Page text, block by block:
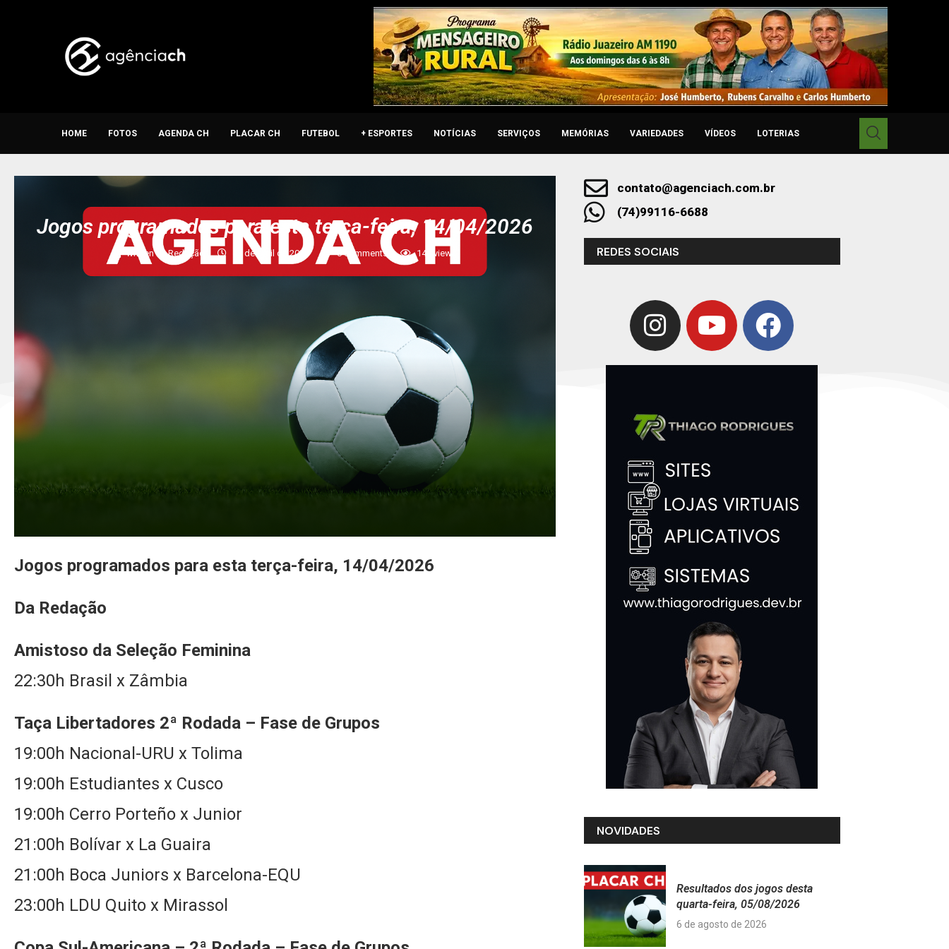
HOME FOTOS AGENDA CH PLACAR CH FUTEBOL + ESPORTES NOTÍCIAS SERVIÇOS MEMÓRIAS VARIEDADES VÍDEOS LOTERIAS
Jogos programados para esta terça-feira, 14/04/2026
written byRedação 13 de abril de 2026 0 comments 144 views
Jogos programados para esta terça-feira, 14/04/2026
Da Redação
Amistoso da Seleção Feminina
22:30h Brasil x Zâmbia
Taça Libertadores 2ª Rodada – Fase de Grupos
19:00h Nacional-URU x Tolima
19:00h Estudiantes x Cusco
19:00h Cerro Porteño x Junior
21:00h Bolívar x La Guaira
21:00h Boca Juniors x Barcelona-EQU
23:00h LDU Quito x Mirassol
contato@agenciach.com.br
(74)99116-6688
REDES SOCIAIS
NOVIDADES
Resultados dos jogos desta
quarta-feira, 05/08/2026
6 de agosto de 2026